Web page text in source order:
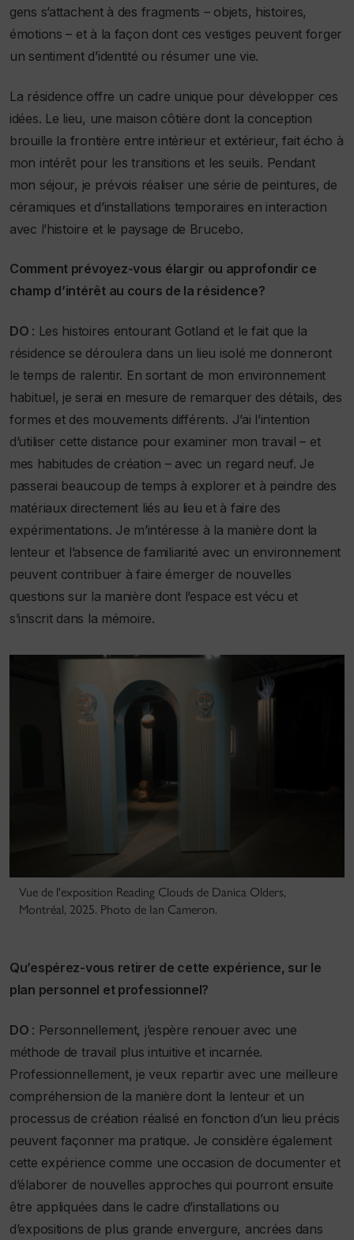
gens s’attachent à des fragments – objets, histoires,
émotions – et à la façon dont ces vestiges peuvent forger
un sentiment d’identité ou résumer une vie.
La résidence offre un cadre unique pour développer ces
idées. Le lieu, une maison côtière dont la conception
brouille la frontière entre intérieur et extérieur, fait écho à
mon intérêt pour les transitions et les seuils. Pendant
mon séjour, je prévois réaliser une série de peintures, de
céramiques et d’installations temporaires en interaction
avec l’histoire et le paysage de Brucebo.
Comment prévoyez-vous élargir ou approfondir ce
champ d’intérêt au cours de la résidence?
DO : Les histoires entourant Gotland et le fait que la
résidence se déroulera dans un lieu isolé me donneront
le temps de ralentir. En sortant de mon environnement
habituel, je serai en mesure de remarquer des détails, des
formes et des mouvements différents. J’ai l’intention
d’utiliser cette distance pour examiner mon travail – et
mes habitudes de création – avec un regard neuf. Je
passerai beaucoup de temps à explorer et à peindre des
matériaux directement liés au lieu et à faire des
expérimentations. Je m’intéresse à la manière dont la
lenteur et l’absence de familiarité avec un environnement
peuvent contribuer à faire émerger de nouvelles
questions sur la manière dont l’espace est vécu et
s’inscrit dans la mémoire.
Vue de l'exposition Reading Clouds de Danica Olders,
Montréal, 2025. Photo de Ian Cameron.
Qu’espérez-vous retirer de cette expérience, sur le
plan personnel et professionnel?
DO : Personnellement, j’espère renouer avec une
méthode de travail plus intuitive et incarnée.
Professionnellement, je veux repartir avec une meilleure
compréhension de la manière dont la lenteur et un
processus de création réalisé en fonction d’un lieu précis
peuvent façonner ma pratique. Je considère également
cette expérience comme une occasion de documenter et
d’élaborer de nouvelles approches qui pourront ensuite
être appliquées dans le cadre d’installations ou
d’expositions de plus grande envergure, ancrées dans